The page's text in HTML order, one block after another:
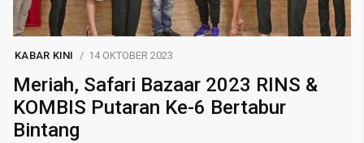
KABAR KINI 14 OKTOBER 2023
Meriah, Safari Bazaar 2023 RINS &
KOMBIS Putaran Ke-6 Bertabur
Bintang